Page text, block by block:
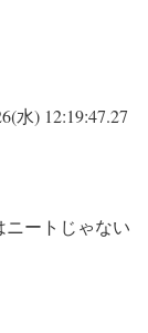
水) 12:19:47.27
ートじゃない